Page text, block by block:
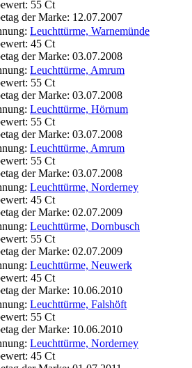
55 Ct
der Marke: 12.07.2007
Leuchttürme, Warnemünde
45 Ct
der Marke: 03.07.2008
Leuchttürme, Amrum
55 Ct
der Marke: 03.07.2008
Leuchttürme, Hörnum
55 Ct
der Marke: 03.07.2008
Leuchttürme, Amrum
55 Ct
der Marke: 03.07.2008
Leuchttürme, Norderney
45 Ct
der Marke: 02.07.2009
Leuchttürme, Dornbusch
55 Ct
der Marke: 02.07.2009
Leuchttürme, Neuwerk
45 Ct
der Marke: 10.06.2010
Leuchttürme, Falshöft
55 Ct
der Marke: 10.06.2010
Leuchttürme, Norderney
45 Ct